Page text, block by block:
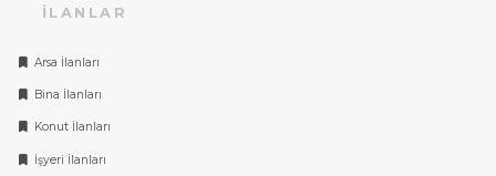
İLANLAR
Arsa İlanları
Bina İlanları
Konut İlanları
İşyeri İlanları